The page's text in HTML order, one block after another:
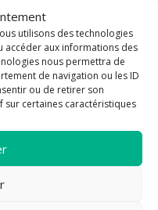
utilisons des technologies
accéder aux informations des
nous permettra de
de navigation ou les ID
ou de retirer son
sur certaines caractéristiques
Louis Roy
de Hyères dans le
la responsabilité du